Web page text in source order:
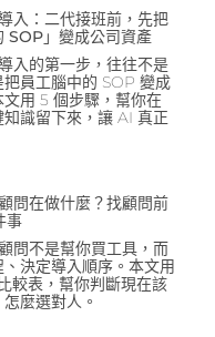
入：二代接班前，先把
SOP」變成公司資產
入的第一步，往往不是
把員工腦中的 SOP 變成
用 5 個步驟，幫你在
識留下來，讓 AI 真正
問在做什麼？找顧問前
事
問不是幫你買工具，而
決定導入順序。本文用
較表，幫你判斷現在該
麼選對人。